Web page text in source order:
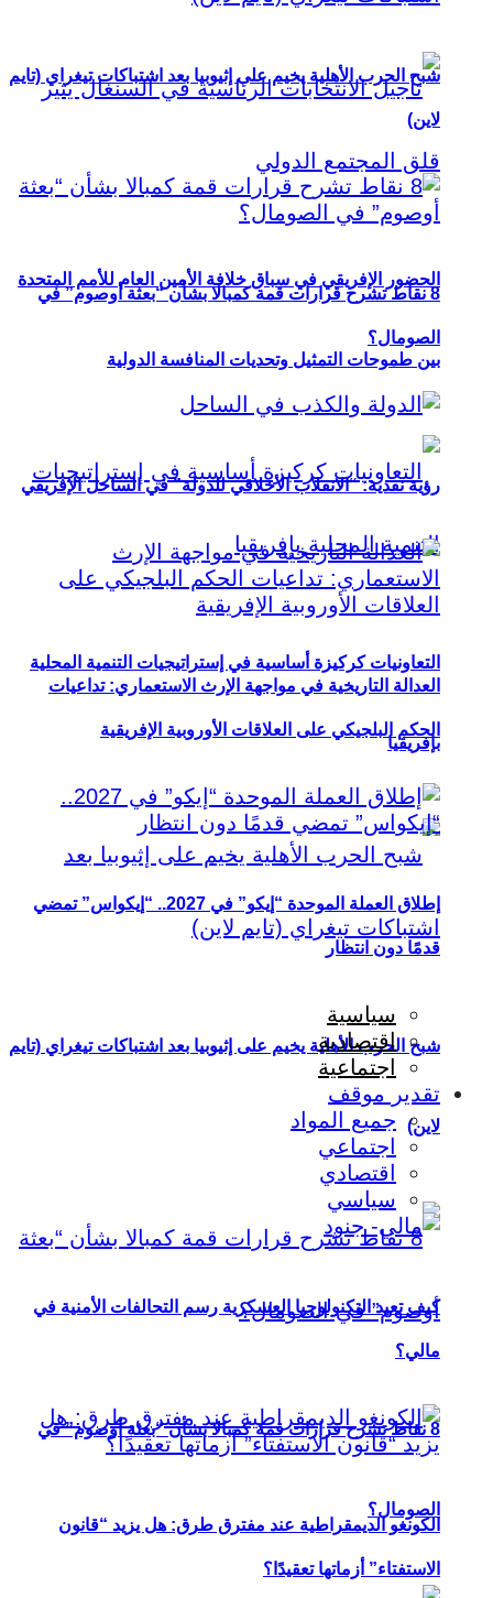
الحضور الإفريقي في سباق خلافة الأمين العام للأمم المتحدة
بين طموحات التمثيل وتحديات المنافسة الدولية
التعاونيات كركيزة أساسية في إستراتيجيات التنمية المحلية
بإفريقيا
شبح الحرب الأهلية يخيم على إثيوبيا بعد اشتباكات تيغراي (تايم
لاين)
8 نقاط تشرح قرارات قمة كمبالا بشأن “بعثة أوصوم” في
الصومال؟
شبح الحرب الأهلية يخيم على إثيوبيا بعد اشتباكات تيغراي (تايم
لاين)
8 نقاط تشرح قرارات قمة كمبالا بشأن “بعثة أوصوم” في
الصومال؟
رؤية نقدية: “الانقلاب الأخلاقي للدولة” في الساحل الإفريقي
العدالة التاريخية في مواجهة الإرث الاستعماري: تداعيات
الحكم البلجيكي على العلاقات الأوروبية الإفريقية
إطلاق العملة الموحدة “إيكو” في 2027.. “إيكواس” تمضي
قدمًا دون انتظار
سياسية
اقتصادية
اجتماعية
تقدير موقف
جميع المواد
اجتماعي
اقتصادي
سياسي
كيف تعيد التكنولوجيا العسكرية رسم التحالفات الأمنية في
مالي؟
الكونغو الديمقراطية عند مفترق طرق: هل يزيد “قانون
الاستفتاء” أزماتها تعقيدًا؟